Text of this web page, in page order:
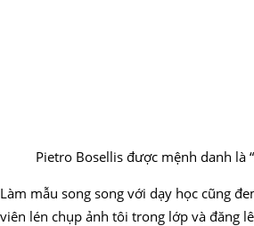
Pietro Bosellis được mệnh danh là
Làm mẫu song song với dạy học cũng
viên lén chụp ảnh tôi trong lớp và đăng